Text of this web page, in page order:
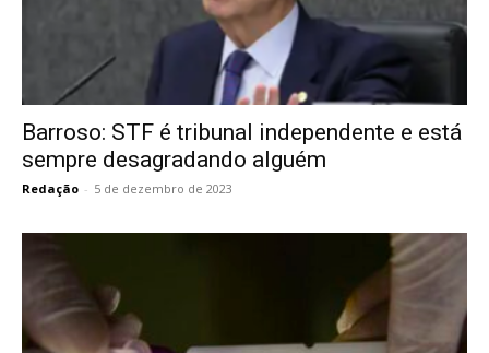
Barroso: STF é tribunal independente e está
sempre desagradando alguém
Redação - 5 de dezembro de 2023